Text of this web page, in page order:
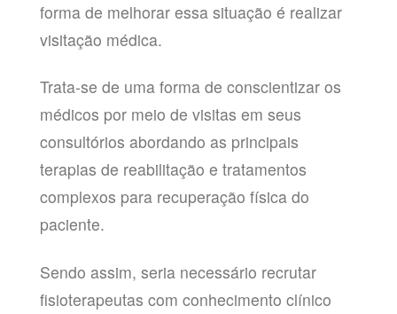
forma de melhorar essa situação é realizar
visitação médica.
Trata-se de uma forma de conscientizar os
médicos por meio de visitas em seus
consultórios abordando as principais
terapias de reabilitação e tratamentos
complexos para recuperação física do
paciente.
Sendo assim, seria necessário recrutar
fisioterapeutas com conhecimento clínico